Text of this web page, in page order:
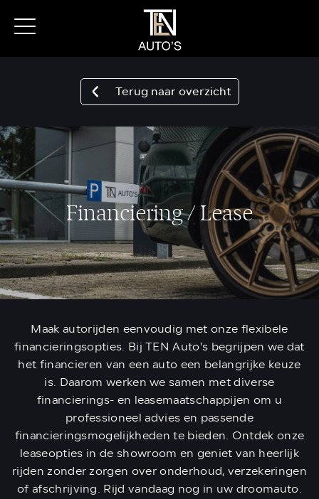
Terug naar overzicht
Financiering / Lease
Maak autorijden eenvoudig met onze flexibele
financieringsopties. Bij TEN Auto's begrijpen we dat
het financieren van een auto een belangrijke keuze
is. Daarom werken we samen met diverse
financierings- en leasemaatschappijen om u
professioneel advies en passende
financieringsmogelijkheden te bieden. Ontdek onze
leaseopties in de showroom en geniet van heerlijk
rijden zonder zorgen over onderhoud, verzekeringen
of afschrijving. Rijd vandaag nog in uw droomauto.